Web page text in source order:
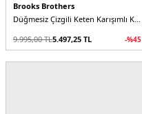
Brooks Brothers
Düğmesiz Çizgili Keten Karışımlı Kısa Kollu Erkek Polo Yaka Kazak
9.995,00TL5.497,25 TL -%45